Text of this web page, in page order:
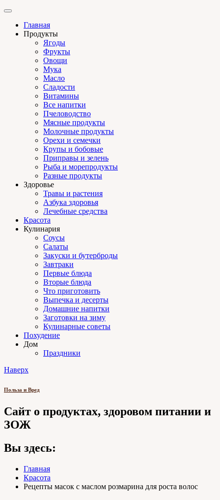
Главная
Продукты
Ягоды
Фрукты
Овощи
Мука
Масло
Сладости
Витамины
Все напитки
Пчеловодство
Мясные продукты
Молочные продукты
Орехи и семечки
Крупы и бобовые
Приправы и зелень
Рыба и морепродукты
Разные продукты
Здоровье
Травы и растения
Азбука здоровья
Лечебные средства
Красота
Кулинария
Соусы
Салаты
Закуски и бутерброды
Завтраки
Первые блюда
Вторые блюда
Что приготовить
Выпечка и десерты
Домашние напитки
Заготовки на зиму
Кулинарные советы
Похудение
Дом
Праздники
Наверх
Польза и Вред
Сайт о продуктах, здоровом питании и
ЗОЖ
Вы здесь:
Главная
Красота
Рецепты масок с маслом розмарина для роста волос